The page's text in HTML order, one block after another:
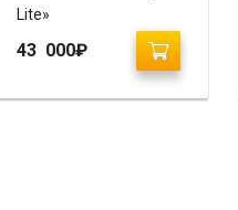
Lite»
43 000₽